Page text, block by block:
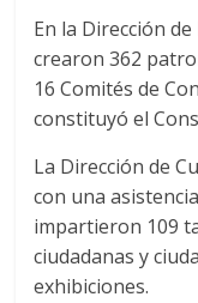
En la Dirección
crearon 362
16 Comités de
constituyó el
La Dirección de
con una
impartieron 109
ciudadanas y
exhibiciones.